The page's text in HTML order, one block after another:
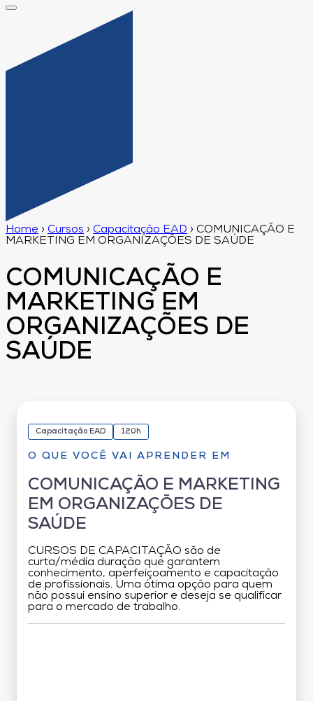
Home › Cursos › Capacitação EAD › COMUNICAÇÃO E
MARKETING EM ORGANIZAÇÕES DE SAÚDE
COMUNICAÇÃO E
MARKETING EM
ORGANIZAÇÕES DE
SAÚDE
Capacitação EAD 120h
O QUE VOCÊ VAI APRENDER EM
COMUNICAÇÃO E MARKETING
EM ORGANIZAÇÕES DE
SAÚDE
CURSOS DE CAPACITAÇÃO são de
curta/média duração que garantem
conhecimento, aperfeiçoamento e capacitação
de profissionais. Uma ótima opção para quem
não possui ensino superior e deseja se qualificar
para o mercado de trabalho.